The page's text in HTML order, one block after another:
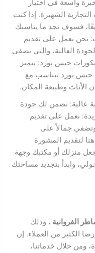
واسعة في اختيار
الشهيرة. إذا كنت
فسوف تجد ما يناسبك
نحن نعمل على تقديم
العالية، والتي تضفي
جبس بورد: يتميز
جبس بورد تتناسب مع
الأثاث وطبيعة المكان.
عالية: نضمن لك جودة
نعمل على تقديم
جمالاً على
لتقديم المشورة
منزلك أو مكتبك وجهة
وابدأ بتجديد مساحتك
الفروانية ، وذلك
الكثير من العملاء. إن
ومن خلال خدماتنا،